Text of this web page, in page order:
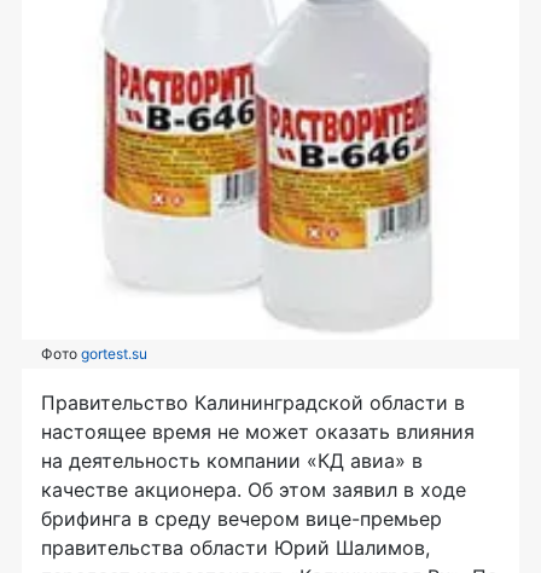
Фото gortest.su
Правительство Калининградской области в
настоящее время не может оказать влияния
на деятельность компании «КД авиа» в
качестве акционера. Об этом заявил в ходе
брифинга в среду вечером вице-премьер
правительства области Юрий Шалимов,